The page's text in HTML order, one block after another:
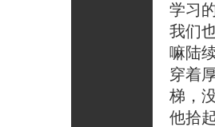
学习
我们
嘛陆
穿着
梯，
他拾